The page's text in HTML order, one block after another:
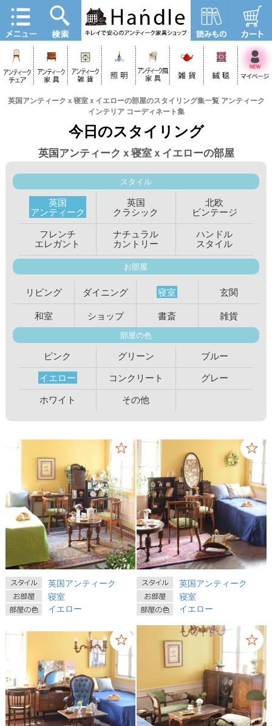
英国アンティークｘ寝室ｘイエローの部屋のスタイリング集一覧 アンティーク
インテリア コーディネート集
今日のスタイリング
英国アンティークｘ寝室ｘイエローの部屋
スタイル
英国
アンティーク
英国
クラシック
北欧
ビンテージ
フレンチ
エレガント
ナチュラル
カントリー
ハンドル
スタイル
お部屋
リビング ダイニング 寝室
玄関
和室
ショップ 書斎 雑貨
部屋の色
ピンク グリーン
ブルー
イエロー
コンクリート
グレー
ホワイト
その他
英国アンティーク
寝室
イエロー
英国アンティーク
寝室
イエロー